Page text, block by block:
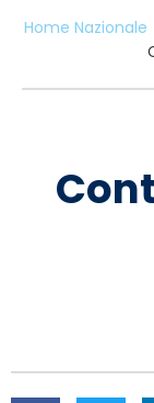
Home Nazionale